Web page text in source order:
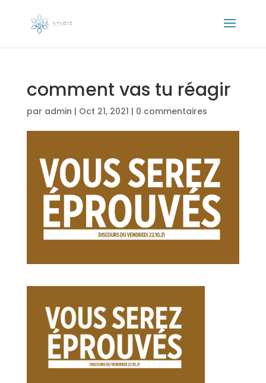
comment vas tu réagir
par admin | Oct 21, 2021 | 0 commentaires